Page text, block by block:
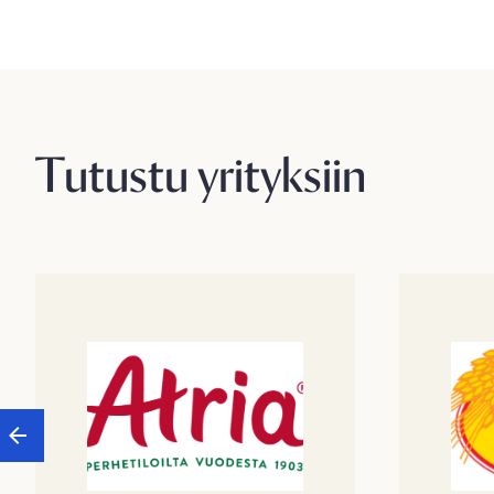
Tutustu yrityksiin